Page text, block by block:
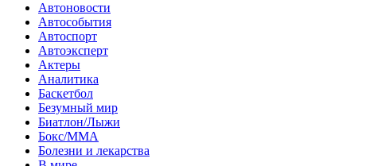
Автоновости
Автособытия
Автоспорт
Автоэксперт
Актеры
Аналитика
Баскетбол
Безумный мир
Биатлон/Лыжи
Бокс/MMA
Болезни и лекарства